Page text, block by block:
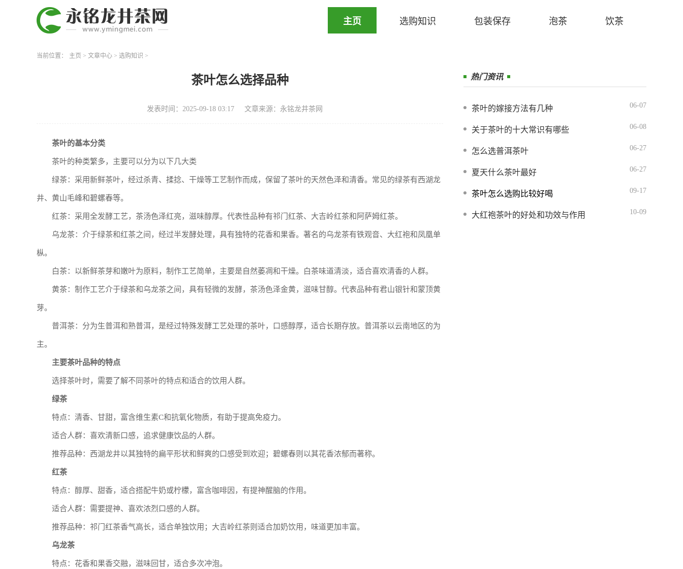
主页 选购知识 包装保存 泡茶 饮茶
当前位置： 主页 > 文章中心 > 选购知识 >
茶叶怎么选择品种
发表时间：2025-09-18 03:17 文章来源：永铭龙井茶网
茶叶的基本分类
茶叶的种类繁多，主要可以分为以下几大类
绿茶：采用新鲜茶叶，经过杀青、揉捻、干燥等工艺制作而成，保留了茶叶的天然色泽和清香。常见的绿茶有西湖龙
井、黄山毛峰和碧螺春等。
红茶：采用全发酵工艺，茶汤色泽红亮，滋味醇厚。代表性品种有祁门红茶、大吉岭红茶和阿萨姆红茶。
乌龙茶：介于绿茶和红茶之间，经过半发酵处理，具有独特的花香和果香。著名的乌龙茶有铁观音、大红袍和凤凰单
枞。
白茶：以新鲜茶芽和嫩叶为原料，制作工艺简单，主要是自然萎凋和干燥。白茶味道清淡，适合喜欢清香的人群。
黄茶：制作工艺介于绿茶和乌龙茶之间，具有轻微的发酵，茶汤色泽金黄，滋味甘醇。代表品种有君山银针和蒙顶黄
芽。
普洱茶：分为生普洱和熟普洱，是经过特殊发酵工艺处理的茶叶，口感醇厚，适合长期存放。普洱茶以云南地区的为
主。
主要茶叶品种的特点
选择茶叶时，需要了解不同茶叶的特点和适合的饮用人群。
绿茶
特点：清香、甘甜，富含维生素C和抗氧化物质，有助于提高免疫力。
适合人群：喜欢清新口感，追求健康饮品的人群。
推荐品种：西湖龙井以其独特的扁平形状和鲜爽的口感受到欢迎；碧螺春则以其花香浓郁而著称。
红茶
特点：醇厚、甜香，适合搭配牛奶或柠檬，富含咖啡因，有提神醒脑的作用。
适合人群：需要提神、喜欢浓烈口感的人群。
推荐品种：祁门红茶香气高长，适合单独饮用；大吉岭红茶则适合加奶饮用，味道更加丰富。
乌龙茶
特点：花香和果香交融，滋味回甘，适合多次冲泡。
热门资讯
茶叶的嫁接方法有几种 06-07
关于茶叶的十大常识有哪些 06-08
怎么选普洱茶叶 06-27
夏天什么茶叶最好 06-27
茶叶怎么选购比较好喝 09-17
大红袍茶叶的好处和功效与作用 10-09